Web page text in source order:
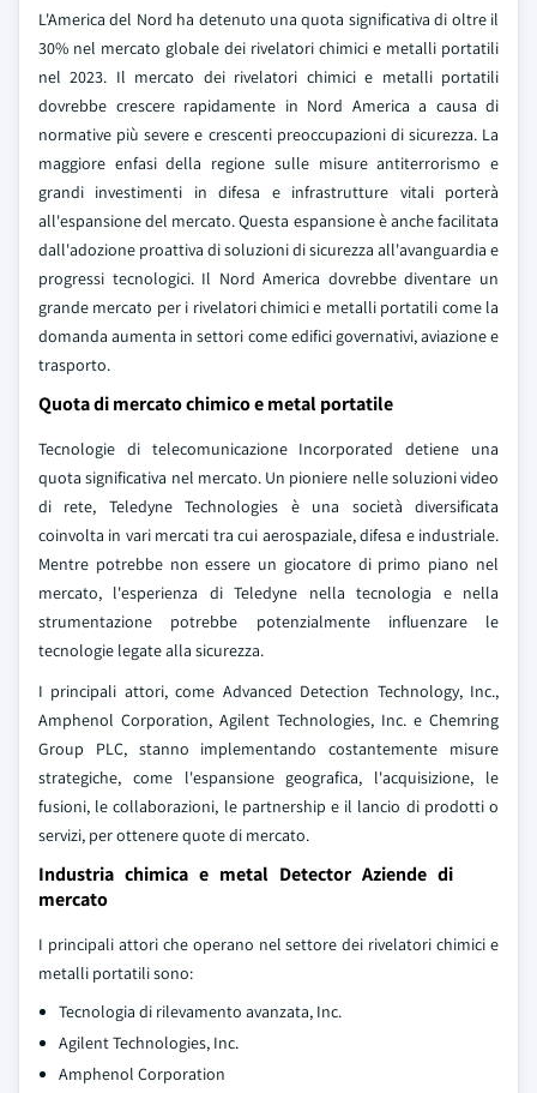
L'America del Nord ha detenuto una quota significativa di oltre il
30% nel mercato globale dei rivelatori chimici e metalli portatili
nel 2023. Il mercato dei rivelatori chimici e metalli portatili
dovrebbe crescere rapidamente in Nord America a causa di
normative più severe e crescenti preoccupazioni di sicurezza. La
maggiore enfasi della regione sulle misure antiterrorismo e
grandi investimenti in difesa e infrastrutture vitali porterà
all'espansione del mercato. Questa espansione è anche facilitata
dall'adozione proattiva di soluzioni di sicurezza all'avanguardia e
progressi tecnologici. Il Nord America dovrebbe diventare un
grande mercato per i rivelatori chimici e metalli portatili come la
domanda aumenta in settori come edifici governativi, aviazione e
trasporto.
Quota di mercato chimico e metal portatile
Tecnologie di telecomunicazione Incorporated detiene una
quota significativa nel mercato. Un pioniere nelle soluzioni video
di rete, Teledyne Technologies è una società diversificata
coinvolta in vari mercati tra cui aerospaziale, difesa e industriale.
Mentre potrebbe non essere un giocatore di primo piano nel
mercato, l'esperienza di Teledyne nella tecnologia e nella
strumentazione potrebbe potenzialmente influenzare le
tecnologie legate alla sicurezza.
I principali attori, come Advanced Detection Technology, Inc.,
Amphenol Corporation, Agilent Technologies, Inc. e Chemring
Group PLC, stanno implementando costantemente misure
strategiche, come l'espansione geografica, l'acquisizione, le
fusioni, le collaborazioni, le partnership e il lancio di prodotti o
servizi, per ottenere quote di mercato.
Industria chimica e metal Detector Aziende di
mercato
I principali attori che operano nel settore dei rivelatori chimici e
metalli portatili sono:
Tecnologia di rilevamento avanzata, Inc.
Agilent Technologies, Inc.
Amphenol Corporation